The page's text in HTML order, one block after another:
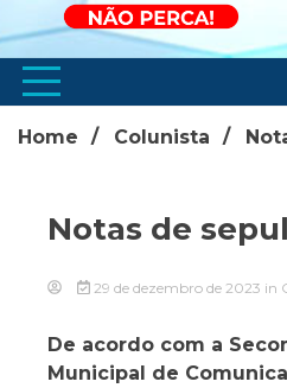
Home Colunista
Notas de
29 de dezembro de 2023 in
De acordo com a
Municipal de